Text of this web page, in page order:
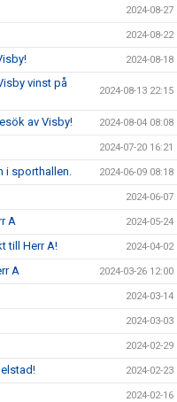
2024-08-27
2024-08-22
2024-08-18
vinst på
2024-08-13 22:15
av Visby! 2024-08-04 08:08
2024-07-20 16:21
i sporthallen. 2024-06-09 08:18
2024-06-07
A 2024-05-24
till Herr A! 2024-04-02
A 2024-03-26 12:00
2024-03-14
2024-03-03
2024-02-29
2024-02-23
2024-02-16